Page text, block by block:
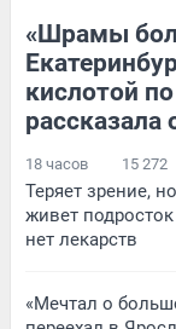
«Шрамы
кислотой
рассказала
18 часов 15 272
Теряет зрение,
живет
нет лекарств
«Мечтал о